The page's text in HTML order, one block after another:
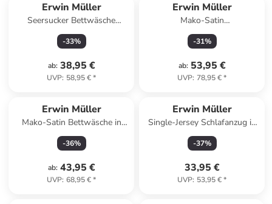
Erwin Müller
Seersucker Bettwäsche
Rosenheim in apfelgrün
-33%
ab: 38,95 €
UVP: 58,95 €*
Erwin Müller
Mako-Satin
Wendebettwäsche in blau-
weiß
-31%
ab: 53,95 €
UVP: 78,95 €*
Erwin Müller
Mako-Satin Bettwäsche in
gelb-grau
-36%
ab: 43,95 €
UVP: 68,95 €*
Erwin Müller
Single-Jersey Schlafanzug in
marine
-37%
33,95 €
UVP: 53,95 €*